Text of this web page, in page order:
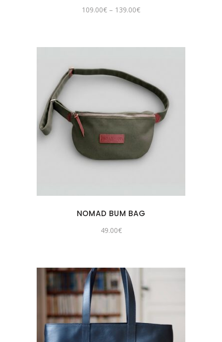
109.00€ – 139.00€
NOMAD BUM BAG
49.00€